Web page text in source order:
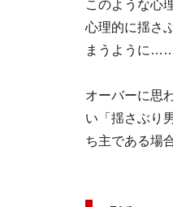
このような心
心理的に揺さ
まうように……
オーバーに思
い「揺さぶり
ち主である場